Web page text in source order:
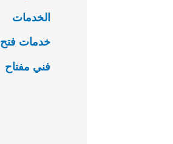
الخدمات
خدمات فتح
فني مفتاح